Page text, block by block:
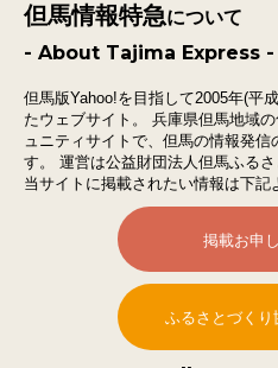
但馬情報特急について
- About Tajima Express -
但馬版Yahoo!を目指して2005年(平
たウェブサイト。
兵庫県但馬地域
ュニティサイトで、 但馬の情報発信
す。
運営は公益財団法人但馬ふる
当サイトに掲載されたい情報は下記
掲載お申
ふるさとづくり